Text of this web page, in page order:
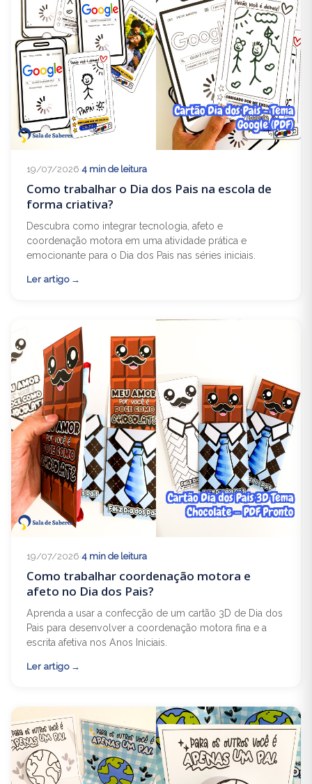
19/07/2026·4 min de leitura
Como trabalhar o Dia dos Pais na escola de
forma criativa?
Descubra como integrar tecnologia, afeto e
coordenação motora em uma atividade prática e
emocionante para o Dia dos Pais nas séries iniciais.
Ler artigo
19/07/2026·4 min de leitura
Como trabalhar coordenação motora e
afeto no Dia dos Pais?
Aprenda a usar a confecção de um cartão 3D de Dia dos
Pais para desenvolver a coordenação motora fina e a
escrita afetiva nos Anos Iniciais.
Ler artigo